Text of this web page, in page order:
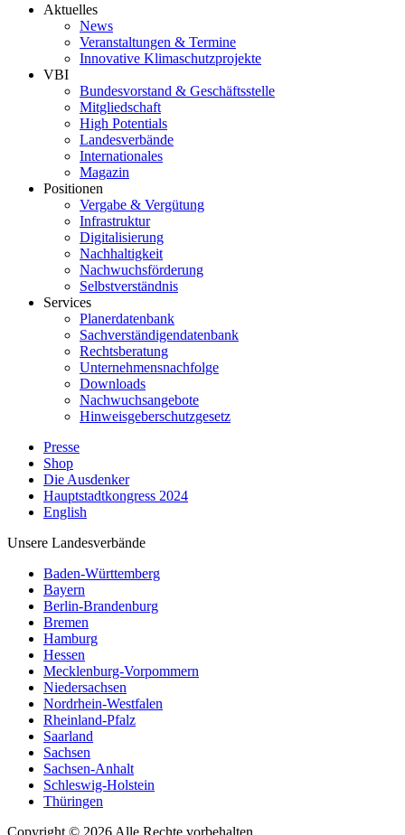
Aktuelles
News
Veranstaltungen & Termine
Innovative Klimaschutzprojekte
VBI
Bundesvorstand & Geschäftsstelle
Mitgliedschaft
High Potentials
Landesverbände
Internationales
Magazin
Positionen
Vergabe & Vergütung
Infrastruktur
Digitalisierung
Nachhaltigkeit
Nachwuchsförderung
Selbstverständnis
Services
Planerdatenbank
Sachverständigendatenbank
Rechtsberatung
Unternehmensnachfolge
Downloads
Nachwuchsangebote
Hinweisgeberschutzgesetz
Presse
Shop
Die Ausdenker
Hauptstadtkongress 2024
English
Unsere Landesverbände
Baden-Württemberg
Bayern
Berlin-Brandenburg
Bremen
Hamburg
Hessen
Mecklenburg-Vorpommern
Niedersachsen
Nordrhein-Westfalen
Rheinland-Pfalz
Saarland
Sachsen
Sachsen-Anhalt
Schleswig-Holstein
Thüringen
Copyright © 2026 Alle Rechte vorbehalten.